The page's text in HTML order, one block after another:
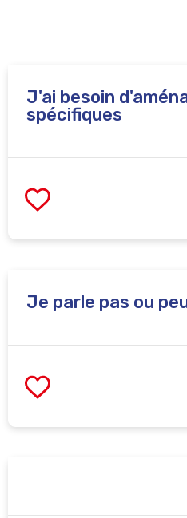
J'ai besoin
spécifiques
Je parle pas ou